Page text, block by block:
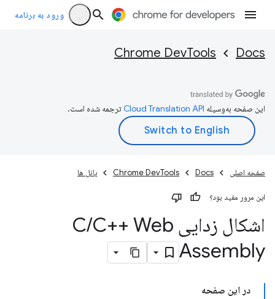
ورود به برنامه
Docs
Chrome DevTools
این صفحه به‌وسیله ترجمه شده است.
صفحه اصلی Docs
Chrome DevTools پانل ها
این مرور مفید بود؟
اشکال زدایی C /C++ Web
Assembly
در این صفحه